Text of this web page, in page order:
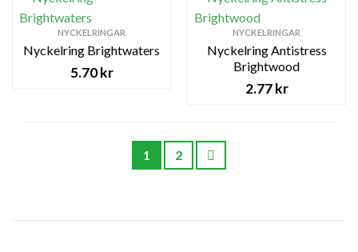
NYCKELRINGAR
Nyckelring Brightwaters
5.70kr
NYCKELRINGAR
Nyckelring Antistress
Brightwood
2.77kr
1 2